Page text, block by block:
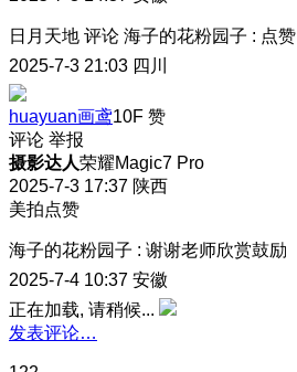
日月天地 评论 海子的花粉园子 : 点赞
2025-7-3 21:03 四川
huayuan画鸢10F 赞
评论 举报
摄影达人荣耀Magic7 Pro
2025-7-3 17:37 陕西
美拍点赞
海子的花粉园子 : 谢谢老师欣赏鼓励
2025-7-4 10:37 安徽
正在加载, 请稍候...
发表评论…